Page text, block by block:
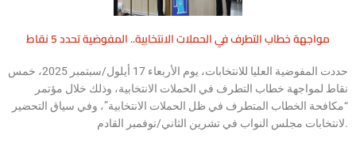
مواجهة خطاب التطرف في الحملات الانتخابية.. المفوضية تحدد 5 نقاط
حددت المفوضية العليا للانتخابات، يوم الأربعاء 17 أيلول/سبتمبر 2025، خمس
نقاط لمواجهة خطاب التطرف في الحملات الانتخابية، وذلك خلال مؤتمر
“مكافحة الخطاب المتطرف في ظل الحملات الانتخابية”، وفي سياق التحضير
لانتخابات مجلس النواب في تشرين الثاني/نوفمبر القادم.